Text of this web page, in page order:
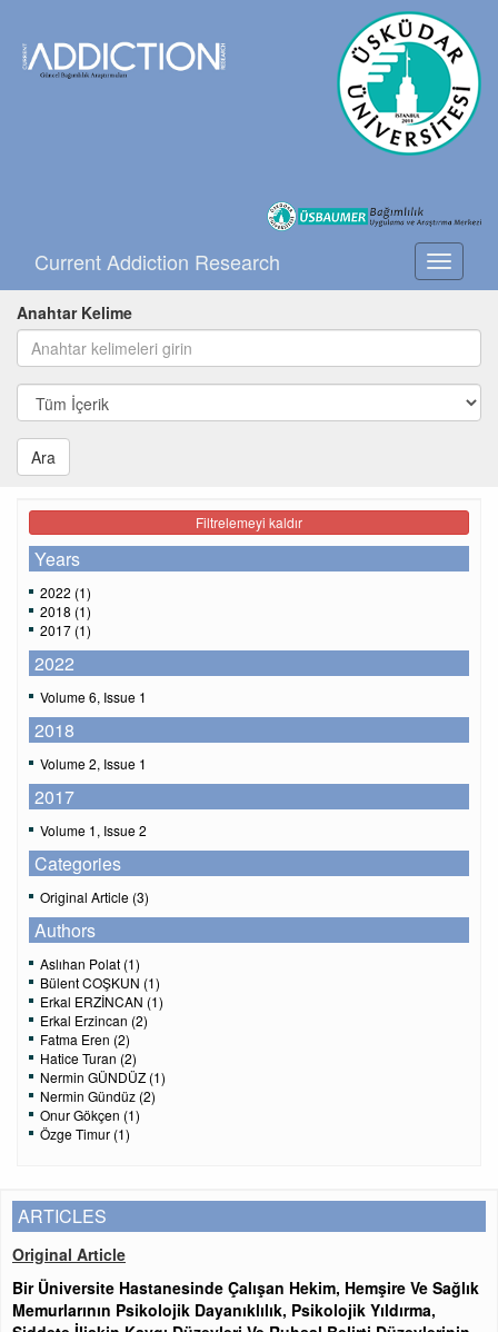
Toggle
Current Addiction Research
Anahtar Kelime
Ara
Filtrelemeyi kaldır
Years
2022 (1)
2018 (1)
2017 (1)
2022
Volume 6, Issue 1
2018
Volume 2, Issue 1
2017
Volume 1, Issue 2
Categories
Original Article (3)
Authors
Aslıhan Polat (1)
Bülent COŞKUN (1)
Erkal ERZİNCAN (1)
Erkal Erzincan (2)
Fatma Eren (2)
Hatice Turan (2)
Nermin GÜNDÜZ (1)
Nermin Gündüz (2)
Onur Gökçen (1)
Özge Timur (1)
ARTICLES
Original Article
Bir Üniversite Hastanesinde Çalışan Hekim, Hemşire Ve Sağlık
Memurlarının Psikolojik Dayanıklılık, Psikolojik Yıldırma,